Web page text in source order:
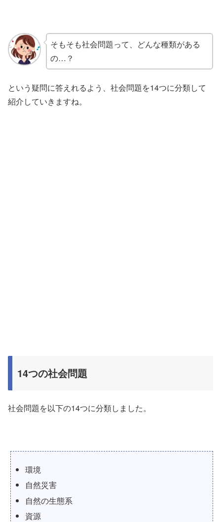
そもそも社会問題って、どんな種類がある
の…？
という疑問に答えれるよう、社会問題を14つに分類して
紹介していきますね。
14つの社会問題
社会問題を以下の14つに分類しました。
環境
自然災害
自然の生態系
資源